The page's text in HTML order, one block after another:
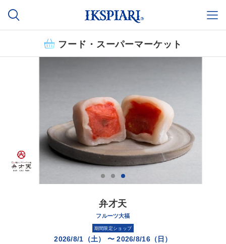
フード・スーパーマーケット
弁才天
フルーツ大福
期間限定ショップ
2026/8/1（土） 〜2026/8/16（日）